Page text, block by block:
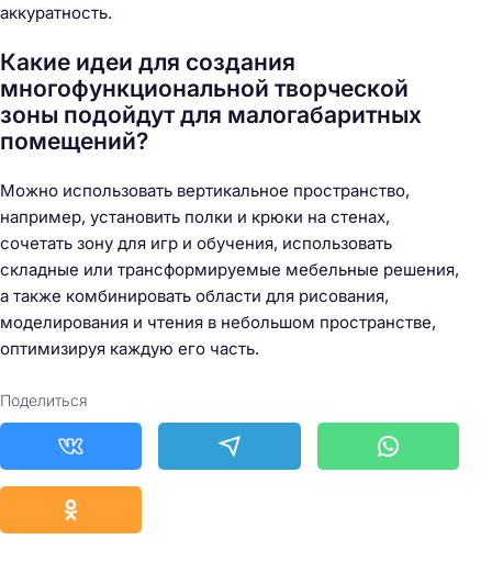
аккуратность.
Какие идеи для создания
многофункциональной творческой
зоны подойдут для малогабаритных
помещений?
Можно использовать вертикальное пространство,
например, установить полки и крюки на стенах,
сочетать зону для игр и обучения, использовать
складные или трансформируемые мебельные решения,
а также комбинировать области для рисования,
моделирования и чтения в небольшом пространстве,
оптимизируя каждую его часть.
Поделиться